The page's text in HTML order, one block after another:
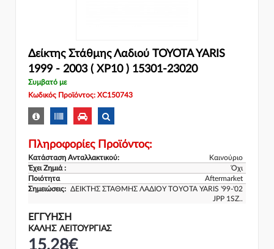
Δείκτης Στάθμης Λαδιού TOYOTA YARIS
1999 - 2003 ( XP10 ) 15301-23020
Συμβατό με
Κωδικός Προϊόντος: XC150743
Πληροφορίες Προϊόντος:
Κατάσταση Ανταλλακτικού:
Καινούριο
Έχει Ζημιά :
Όχι
Ποιότητα
Aftermarket
Σημειώσεις: ΔΕΙΚΤΗΣ ΣΤΑΘΜΗΣ ΛΑΔΙΟΥ TOYOTA YARIS '99-'02
JPP 1SZ..
ΕΓΓΎΗΣΗ
ΚΑΛΗΣ ΛΕΙΤΟΥΡΓΙΑΣ
15,28€